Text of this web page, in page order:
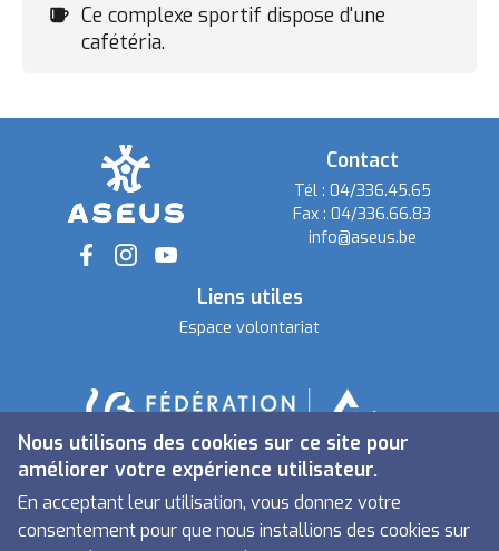
Cafétéria
Ce complexe sportif dispose d'une
cafétéria.
Social
Contact
Tél : 04/336.45.65
Fax :04/336.66.83
info@aseus.be
Liens utiles
Espace volontariat
Nous utilisons des cookies sur ce site pour
améliorer votre expérience utilisateur.
En acceptant leur utilisation, vous donnez votre
consentement pour que nous installions des cookies sur